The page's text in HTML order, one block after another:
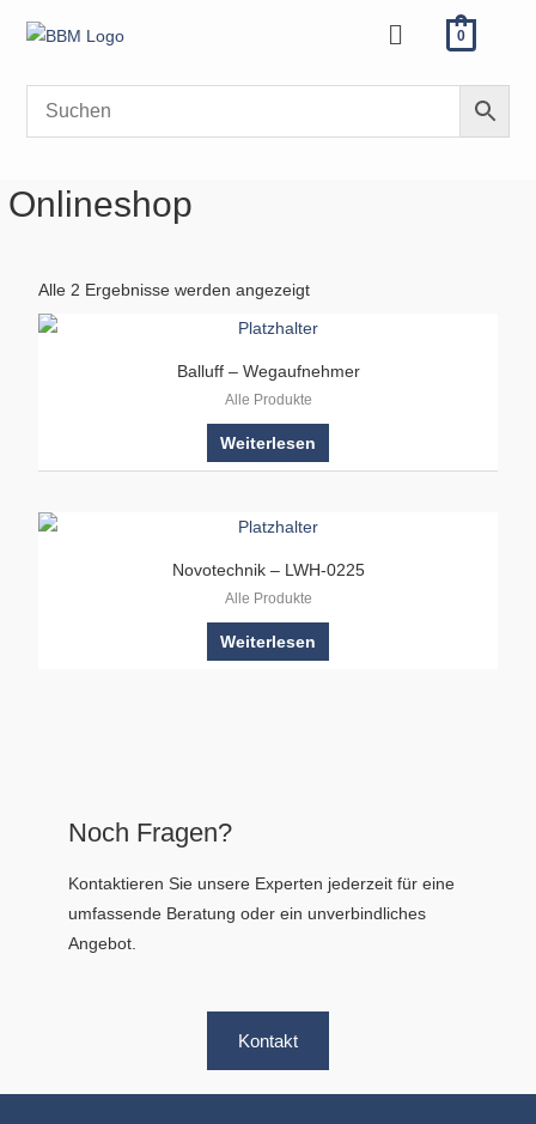
Inhalt
Menü 0
Onlineshop
Alle 2 Ergebnisse werden angezeigt
Balluff – Wegaufnehmer
Alle Produkte
Weiterlesen
Novotechnik – LWH-0225
Alle Produkte
Weiterlesen
Noch Fragen?
Kontaktieren Sie unsere Experten jederzeit für eine
umfassende Beratung oder ein unverbindliches
Angebot.
Kontakt